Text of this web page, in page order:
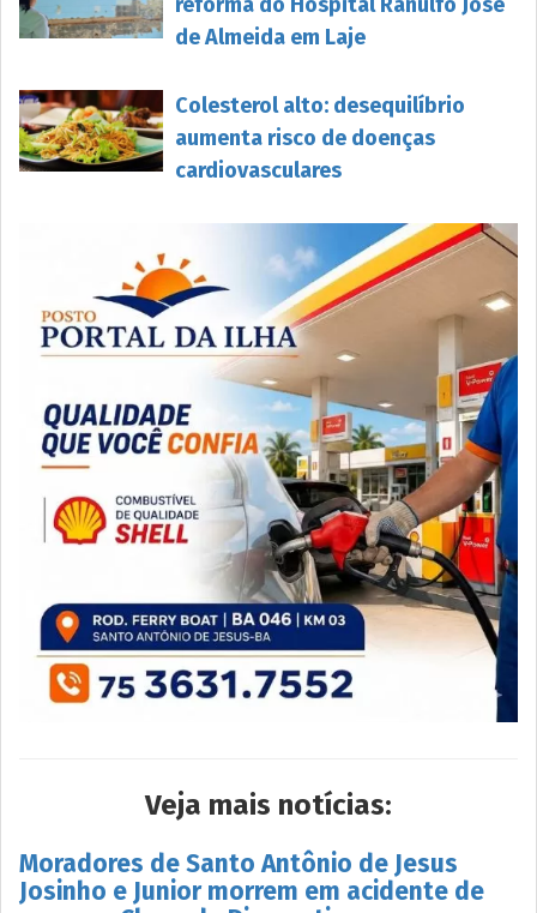
de Almeida em Laje
Colesterol alto: desequilíbrio
aumenta risco de doenças
cardiovasculares
Veja mais notícias:
Moradores de Santo Antônio de Jesus
Josinho e Junior morrem em acidente de